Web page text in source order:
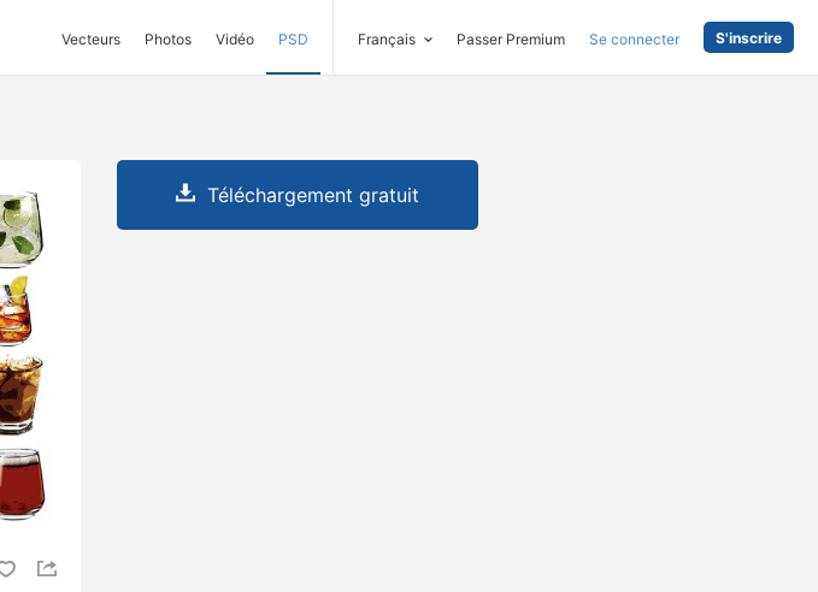
Vecteurs Photos Vidéo PSD Français Passer Premium Se connecter S'inscrire
Téléchargement gratuit